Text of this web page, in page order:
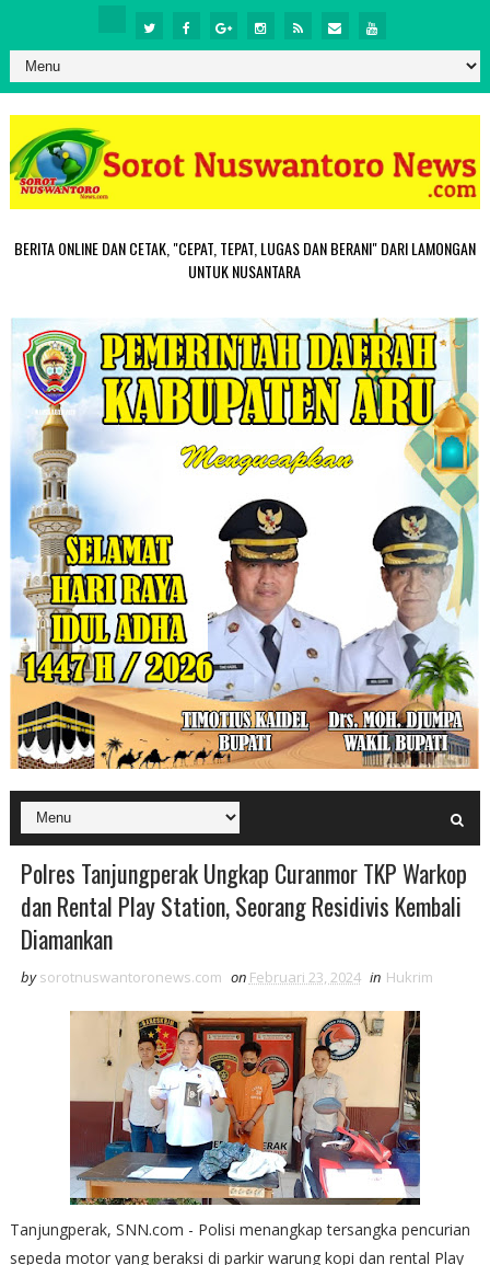
BERITA ONLINE DAN CETAK, "CEPAT, TEPAT, LUGAS DAN BERANI" DARI LAMONGAN
UNTUK NUSANTARA
Polres Tanjungperak Ungkap Curanmor TKP Warkop
dan Rental Play Station, Seorang Residivis Kembali
Diamankan
by sorotnuswantoronews.com on Februari 23, 2024 in Hukrim
Tanjungperak, SNN.com - Polisi menangkap tersangka pencurian
sepeda motor yang beraksi di parkir warung kopi dan rental Play